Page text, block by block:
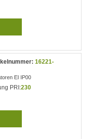
16221-
EI IP00
PRI:230